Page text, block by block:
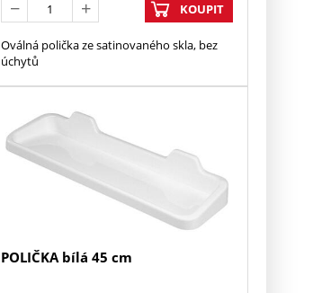
KOUPIT
Oválná polička ze satinovaného skla, bez
úchytů
POLIČKA bílá 45 cm